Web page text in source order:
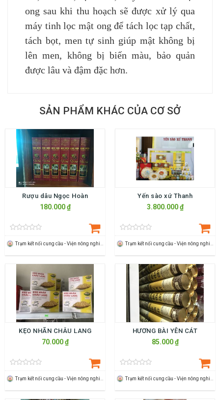
ong sau khi thu hoạch sẽ được xử lý qua
máy tinh lọc mật ong để tách lọc tạp chất,
tách bọt, men tự sinh giúp mật không bị
lên men, không bị biến màu, bảo quản
được lâu và đậm đặc hơn.
SẢN PHẨM KHÁC CỦA CƠ SỞ
Rượu dâu Ngọc Hoàn
180.000 ₫
Yến sào xứ Thanh
3.800.000 ₫
KẸO NHÃN CHÂU LANG
70.000 ₫
HƯƠNG BÀI YÊN CÁT
85.000 ₫